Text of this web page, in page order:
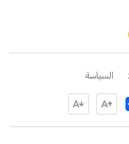
السياسة